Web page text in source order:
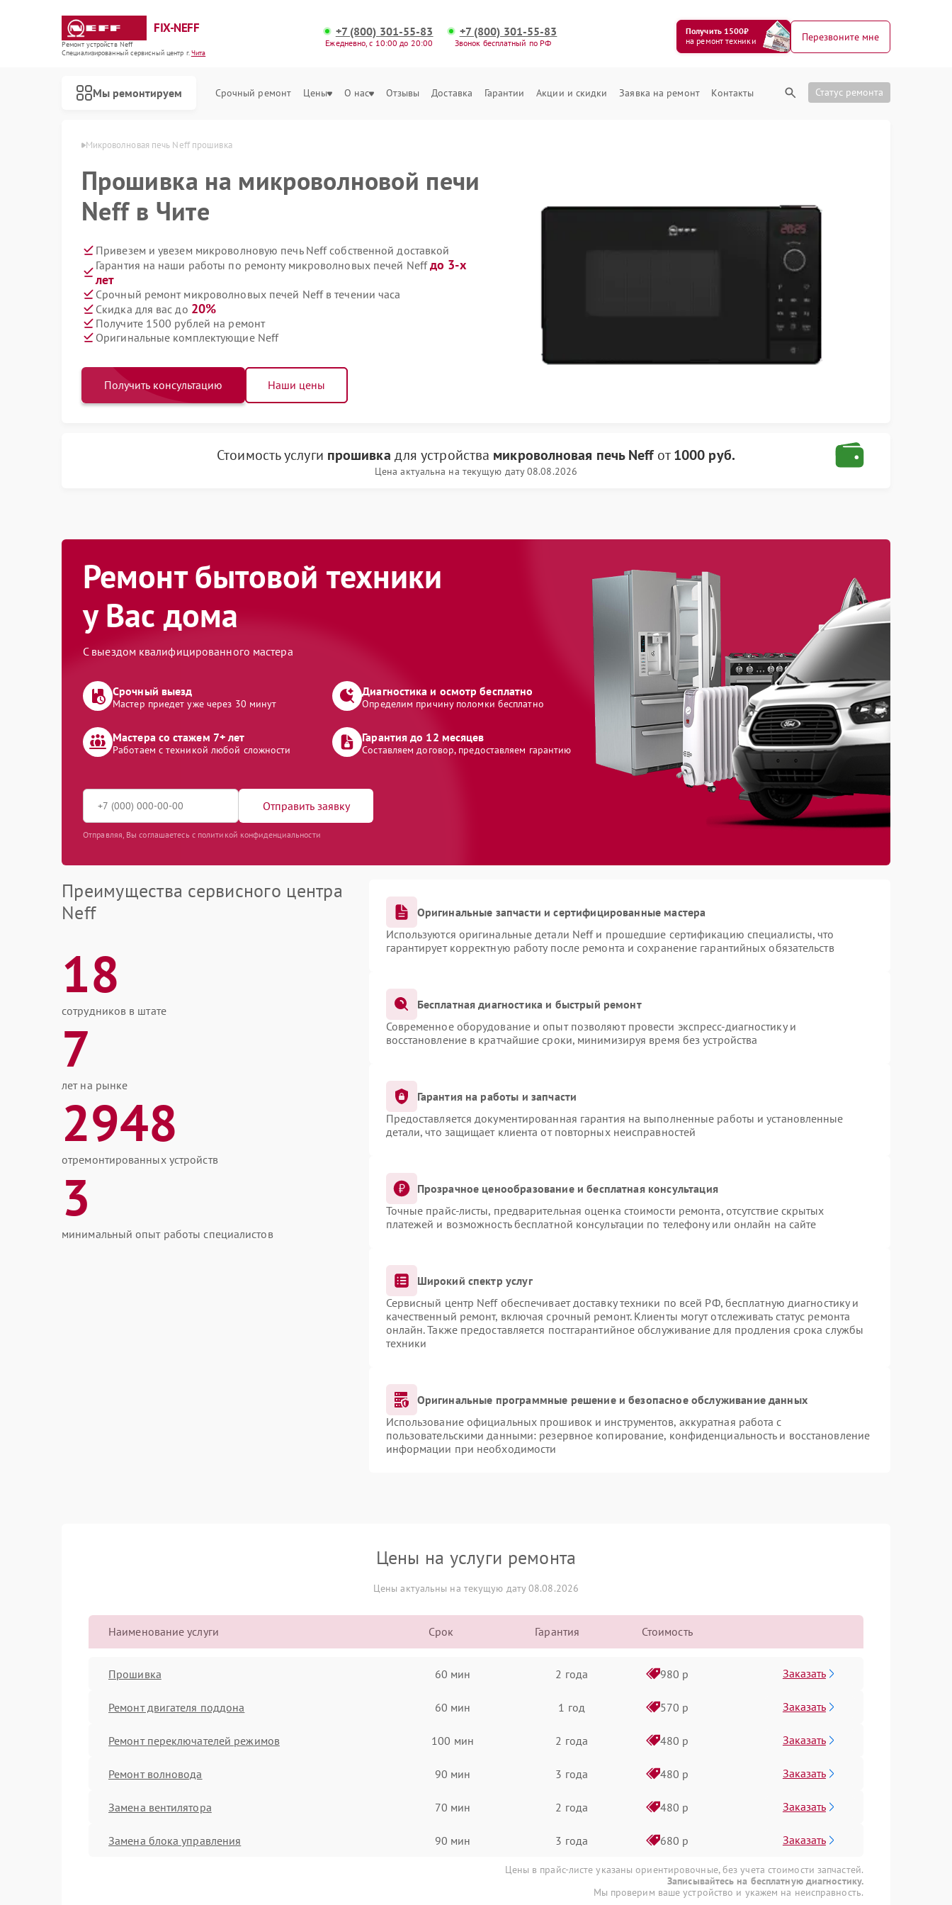
FIX-NEFF
Ремонт устройств Neff
Специализированный cервисный центр г.Чита
+7 (800) 301-55-83
Ежедневно, с 10:00 до 20:00
+7 (800) 301-55-83
Звонок бесплатный по РФ
Получить 1500₽
на ремонт техники
Перезвоните мне
Мы ремонтируем Срочный ремонт Цены О нас Отзывы Доставка Гарантии Акции и скидки Заявка на ремонт Контакты Статус ремонта
Микроволновая печь Neff прошивка
Прошивка на микроволновой печи
Neff в Чите
Привезем и увезем микроволновую печь Neff собственной доставкой
Гарантия на наши работы по ремонту микроволновых печей Neffдо 3-х
лет
Срочный ремонт микроволновых печей Neff в течении часа
Скидка для вас до 20%
Получите 1500 рублей на ремонт
Оригинальные комплектующие Neff
Получить консультацию Наши цены
Стоимость услуги прошивка для устройства микроволновая печь Neffот1000 руб.
Цена актуальна на текущую дату 08.08.2026
Ремонт бытовой техники
у Вас дома
С выездом квалифицированного мастера
Срочный выезд
Мастер приедет уже через 30 минут
Диагностика и осмотр бесплатно
Определим причину поломки бесплатно
Мастера со стажем 7+ лет
Работаем с техникой любой сложности
Гарантия до 12 месяцев
Составляем договор, предоставляем гарантию
Отправить заявку
Отправляя, Вы соглашаетесь с политикой конфиденциальности
Преимущества сервисного центра
Neff
18
сотрудников в штате
7
лет на рынке
2948
отремонтированных устройств
3
минимальный опыт работы специалистов
Оригинальные запчасти и сертифицированные мастера
Используются оригинальные детали Neff и прошедшие сертификацию специалисты, что
гарантирует корректную работу после ремонта и сохранение гарантийных обязательств
Бесплатная диагностика и быстрый ремонт
Современное оборудование и опыт позволяют провести экспресс-диагностику и
восстановление в кратчайшие сроки, минимизируя время без устройства
Гарантия на работы и запчасти
Предоставляется документированная гарантия на выполненные работы и установленные
детали, что защищает клиента от повторных неисправностей
Прозрачное ценообразование и бесплатная консультация
Точные прайс-листы, предварительная оценка стоимости ремонта, отсутствие скрытых
платежей и возможность бесплатной консультации по телефону или онлайн на сайте
Широкий спектр услуг
Сервисный центр Neff обеспечивает доставку техники по всей РФ, бесплатную диагностику и
качественный ремонт, включая срочный ремонт. Клиенты могут отслеживать статус ремонта
онлайн. Также предоставляется постгарантийное обслуживание для продления срока службы
техники
Оригинальные программные решение и безопасное обслуживание данных
Использование официальных прошивок и инструментов, аккуратная работа с
пользовательскими данными: резервное копирование, конфиденциальность и восстановление
информации при необходимости
Цены на услуги ремонта
Цены актуальны на текущую дату 08.08.2026
Наименование услуги Срок Гарантия Стоимость
Прошивка 60 мин 2 года 980 р Заказать
Ремонт двигателя поддона 60 мин 1 год 570 р Заказать
Ремонт переключателей режимов 100 мин 2 года 480 р Заказать
Ремонт волновода 90 мин 3 года 480 р Заказать
Замена вентилятора 70 мин 2 года 480 р Заказать
Замена блока управления 90 мин 3 года 680 р Заказать
Цены в прайс-листе указаны ориентировочные, без учета стоимости запчастей.
Записывайтесь на бесплатную диагностику.
Мы проверим ваше устройство и укажем на неисправность.